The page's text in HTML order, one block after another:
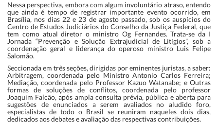
Nessa perspectiva, embora com algum involuntário atraso, entendo
que ainda é tempo de registrar importante evento ocorrido, em
Brasília, nos dias 22 e 23 de agosto passado, sob os auspícios do
Centro de Estudos Judiciários do Conselho da Justiça Federal, que
tem como atual diretor o ministro Og Fernandes. Trata-se da I
Jornada “Prevenção e Solução Extrajudicial de Litígios”, sob a
coordenação geral e liderança do operoso ministro Luis Felipe
Salomão.
Seccionada em três seções, dirigidas por eminentes juristas, a saber:
Arbitragem, coordenada pelo Ministro Antonio Carlos Ferreira;
Mediação, coordenada pelo Professor Kazuo Watanabe; e Outras
formas de soluções de conflitos, coordenada pelo professor
Joaquim Falcão, após ampla consulta prévia, pública e aberta para
sugestões de enunciados a serem avaliados no aludido foro,
especialistas de todo o Brasil se reuniram naqueles dois dias,
dedicados aos debates e avaliação das respectivas contribuições.